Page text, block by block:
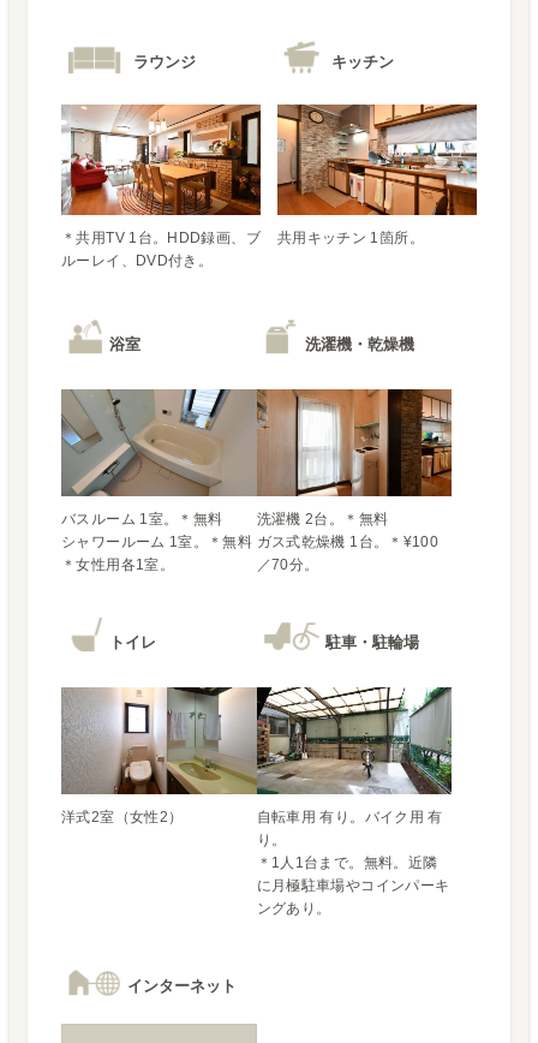
ラウンジ
＊共用TV 1台。HDD録画、ブ
ルーレイ、DVD付き。
キッチン
共用キッチン 1箇所。
浴室
バスルーム 1室。＊無料
シャワールーム 1室。＊無料
＊女性用各1室。
洗濯機・乾燥機
洗濯機 2台。＊無料
ガス式乾燥機 1台。＊¥100
トイレ 駐車・駐輪場
自転車用 有り。バイク用 有
り。
＊1人1台まで。無料。近隣
に月極駐車場やコインパーキ
ングあり。
インターネット